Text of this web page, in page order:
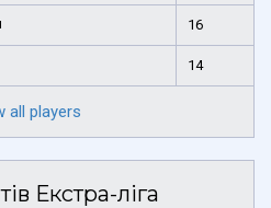
16
14
all players
Екстра-ліга